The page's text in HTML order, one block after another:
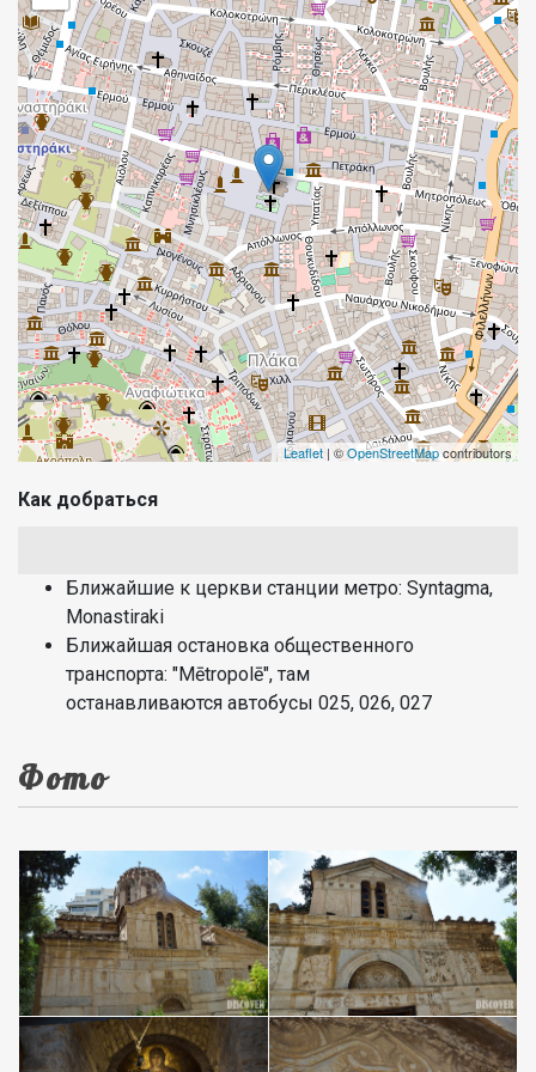
Leaflet | ©OpenStreetMapcontributors
Как добраться
Ближайшие к церкви станции метро: Syntagma,
Monastiraki
Ближайшая остановка общественного
транспорта: "Mētropolē", там
останавливаются автобусы 025, 026, 027
Фото